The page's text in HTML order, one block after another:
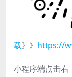
载》》 https://
小程序端点击右